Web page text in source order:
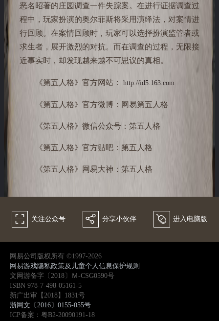
恶名昭著的庄园调查一件失踪案。在进行证据调查过
程中，玩家扮演的奥尔菲斯将采用演绎法，对案情进
行回顾。在案情回顾时，玩家可以选择扮演监管者或
求生者，展开激烈的对抗。而在调查的过程，无限接
近事实时，却发现越来越不可思议的真相。
《第五人格》官方网站： http://id5.163.com
《第五人格》官方微博：网易第五人格
《第五人格》微信公众号：第五人格
《第五人格》官方贴吧：第五人格
《第五人格》网易大神：第五人格
򰀁 关注公众号 򰀂 分享小伙伴 򰀄 进入电脑版
网易公司版权所有 ©1997-2026
网易游戏隐私政策及儿童个人信息保护规则
文网游备字〔2018〕Ｍ-CSG0590号
ISBN 978-7-498-05161-5
新广出审【2018】1831号
浙网文〔2016〕0155-055号
ICP备案：粤B2-20090191-18